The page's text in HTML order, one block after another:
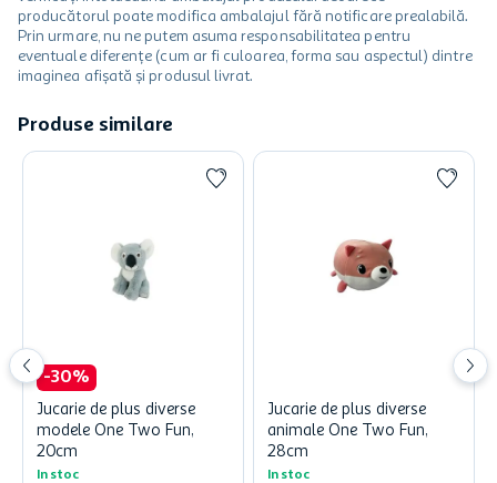
producătorul poate modifica ambalajul fără notificare prealabilă.
Prin urmare, nu ne putem asuma responsabilitatea pentru
eventuale diferențe (cum ar fi culoarea, forma sau aspectul) dintre
imaginea afișată și produsul livrat.
Produse similare
-30%
Jucarie de plus diverse
modele One Two Fun,
20cm
In stoc
Jucarie de plus diverse
animale One Two Fun,
28cm
In stoc